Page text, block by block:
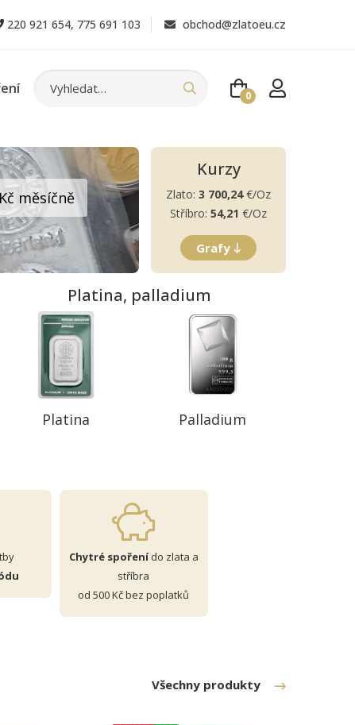
220 921 654, 775 691 103 obchod@zlatoeu.cz
0
měsíčně
Kurzy
Zlato: 3 700,24€/Oz
Stříbro: 54,21 €/Oz
Grafy
Platina, palladium
Platina Palladium
Chytré spořenído zlata a
stříbra
od 500 Kč bez poplatků
Všechny produkty